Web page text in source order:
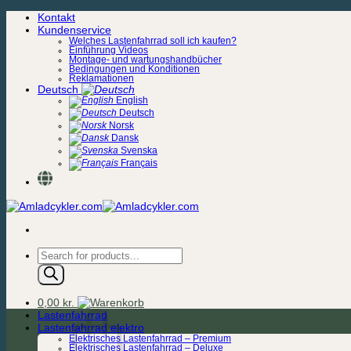
Zum
Inhalt
Kontakt
Kundenservice
Welches Lastenfahrrad soll ich kaufen?
Einführung Videos
Montage- und wartungshandbücher
Bedingungen und Konditionen
Reklamationen
Deutsch
English
Deutsch
Norsk
Dansk
Svenska
Français
Products
search
0,00 kr.
Lastenfahrrad
Lastenfahrrad elektro
Elektrisches Lastenfahrrad – Premium
Elektrisches Lastenfahrrad – Deluxe